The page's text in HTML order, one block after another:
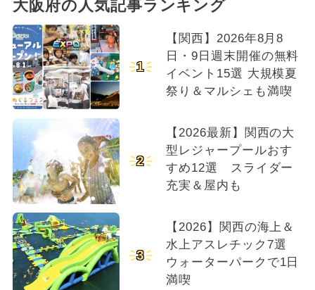
大阪府の人気記事ランキング
1
【関西】2026年8月8
日・9日週末開催の無料
イベント15選 大規模夏
祭り＆マルシェも満喫
2
【2026最新】関西の大
型レジャープールおす
すめ12選 スライダー
充実＆屋内も
3
【2026】関西の海上＆
水上アスレチック7選
ウォーターパークで1日
満喫